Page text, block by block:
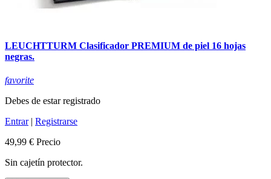
LEUCHTTURM Clasificador PREMIUM de piel 16 hojas
negras.
favorite
Debes de estar registrado
Entrar| Registrarse
49,99 € Precio
Sin cajetín protector.